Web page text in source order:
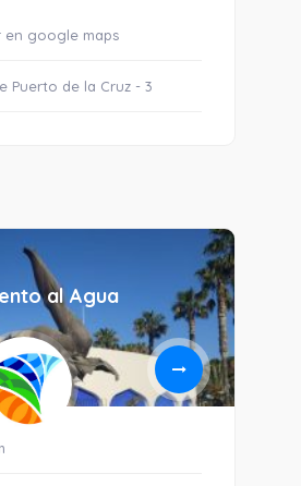
en google maps
Puerto de la Cruz - 3
al Agua